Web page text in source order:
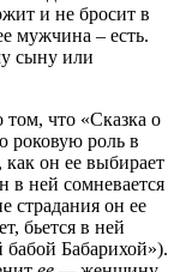
и не бросит в
мужчина – есть.
сыну или
том, что «Сказка о
роковую роль в
он ее выбирает
в ней сомневается
страдания он ее
бьется в ней
бабой Бабарихой»).